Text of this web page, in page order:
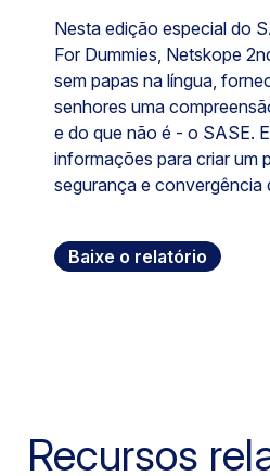
Nesta edição especial do
For Dummies, Netskope
sem papas na língua,
senhores uma
e do que não é - o SASE.
informações para criar um
segurança e convergência
Baixe o relatório
Recursos